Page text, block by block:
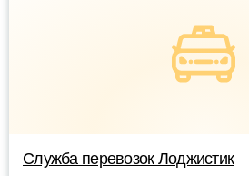
Служба перевозок Лоджистик